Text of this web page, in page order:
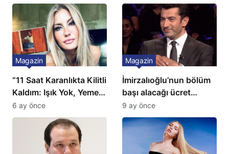
“11 Saat Karanlıkta Kilitli
Kaldım: Işık Yok, Yemek
Yok, Tuvalet Yok!”
Çağla Şikel’den Şok
Magazin
6 ay önce
İmirzalıoğlu’nun bölüm
başı alacağı ücret
Türkiye’de bir ilk:
Gözünü 2 ilçeye dikti!
Magazin
9 ay önce